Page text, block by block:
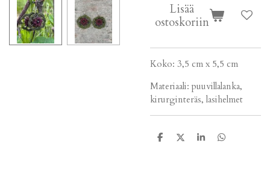
Lisää
ostoskoriin
Koko: 3,5 cm x 5,5 cm
Materiaali: puuvillalanka,
kirurginteräs, lasihelmet
J
J
J
J